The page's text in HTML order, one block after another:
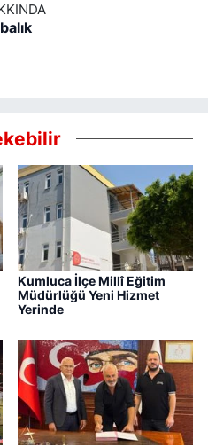
Kumluca İlçe Millî Eğitim
Müdürlüğü Yeni Hizmet
Yerinde